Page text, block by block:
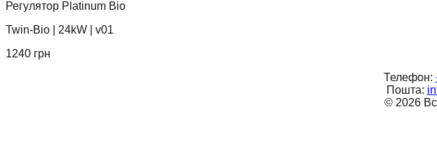
Регулятор Platinum Bio
Twin-Bio
24kW
v01
1240 грн
Телефон:
Пошта:
© 2026